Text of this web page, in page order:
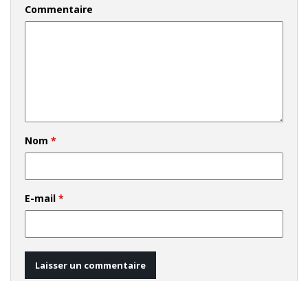
Commentaire
Nom *
E-mail *